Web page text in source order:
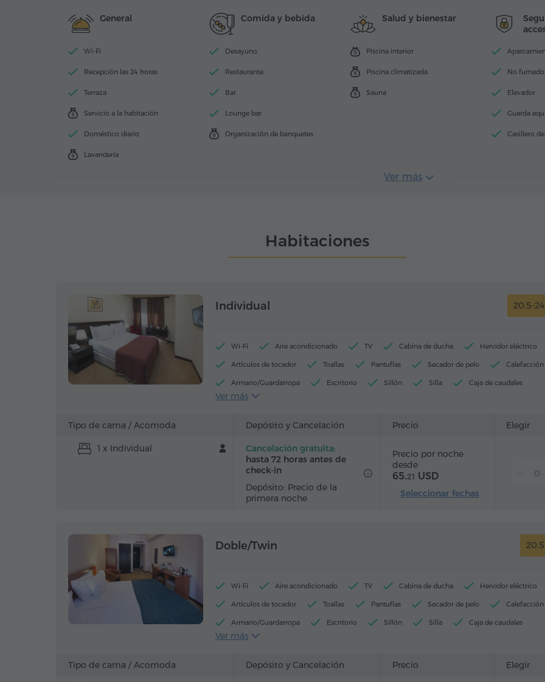
General
Wi-Fi
Recepción las 24 horas
Terraza
Servicio a la habitación
Doméstico diario
Lavandería
Comida y bebida
Desayuno
Restaurante
Bar
Lounge bar
Organización de banquetes
Salud y bienestar
Piscina interior
Piscina climatizada
Sauna
No
Elevador
Guarda
Casillero
Ver más
Habitaciones
Individual 20.5-
Wi-Fi Aire acondicionado TV Cabina de ducha Hervidor eléctrico
Artículos de tocador Toallas Pantuflas Secador de pelo Calefacción
Armario/Guardarropa Escritorio Sillón Silla Caja de caudales
Teléfono
Ver más
Tipo de cama / Acomoda Depósito y Cancelación Precio Elegir
1 x Individual
Cancelación gratuita:
hasta 72 horas antes de
check-in
Depósito: Precio de la
primera noche
Precio por noche
desde
65.21 USD
Seleccionar fechas
Doble/Twin
Wi-Fi Aire acondicionado TV Cabina de ducha Hervidor eléctrico
Artículos de tocador Toallas Pantuflas Secador de pelo Calefacción
Armario/Guardarropa Escritorio Sillón Silla Caja de caudales
Teléfono
Ver más
Tipo de cama / Acomoda Depósito y Cancelación Precio Elegir